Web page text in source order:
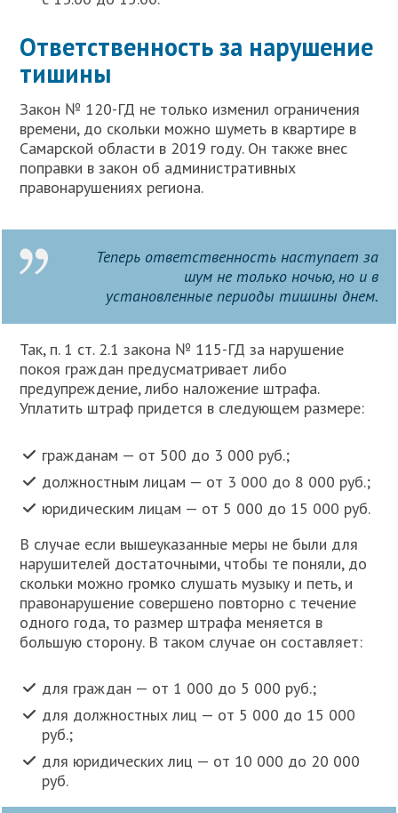
Ответственность за нарушение
тишины
Закон № 120-ГД не только изменил ограничения
времени, до скольки можно шуметь в квартире в
Самарской области в 2019 году. Он также внес
поправки в закон об административных
правонарушениях региона.
Теперь ответственность наступает за
шум не только ночью, но и в
установленные периоды тишины днем.
Так, п. 1 ст. 2.1 закона № 115-ГД за нарушение
покоя граждан предусматривает либо
предупреждение, либо наложение штрафа.
Уплатить штраф придется в следующем размере:
гражданам — от 500 до 3 000 руб.;
должностным лицам — от 3 000 до 8 000 руб.;
юридическим лицам — от 5 000 до 15 000 руб.
В случае если вышеуказанные меры не были для
нарушителей достаточными, чтобы те поняли, до
скольки можно громко слушать музыку и петь, и
правонарушение совершено повторно с течение
одного года, то размер штрафа меняется в
большую сторону. В таком случае он составляет:
для граждан — от 1 000 до 5 000 руб.;
для должностных лиц — от 5 000 до 15 000
руб.;
для юридических лиц — от 10 000 до 20 000
руб.